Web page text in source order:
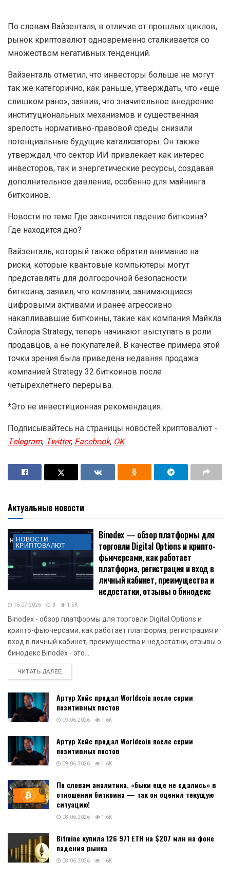
По словам Вайзенталя, в отличие от прошлых циклов,
рынок криптовалют одновременно сталкивается со
множеством негативных тенденций.
Вайзенталь отметил, что инвесторы больше не могут
так же категорично, как раньше, утверждать, что «еще
слишком рано», заявив, что значительное внедрение
институциональных механизмов и существенная
зрелость нормативно-правовой среды снизили
потенциальные будущие катализаторы. Он также
утверждал, что сектор ИИ привлекает как интерес
инвесторов, так и энергетические ресурсы, создавая
дополнительное давление, особенно для майнинга
биткоинов.
Новости по теме Где закончится падение биткоина?
Где находится дно?
Вайзенталь, который также обратил внимание на
риски, которые квантовые компьютеры могут
представлять для долгосрочной безопасности
биткоина, заявил, что компании, занимающиеся
цифровыми активами и ранее агрессивно
накапливавшие биткоины, такие как компания Майкла
Сэйлора Strategy, теперь начинают выступать в роли
продавцов, а не покупателей. В качестве примера этой
точки зрения была приведена недавняя продажа
компанией Strategy 32 биткоинов после
четырехлетнего перерыва.
*Это не инвестиционная рекомендация.
Подписывайтесь на страницы новостей криптовалют -
Telegram,Twitter,Facebook,OK
Актуальные новости
НОВОСТИ
КРИПТОВАЛЮТ
Binodex — обзор платформы для
торговли Digital Options и крипто-
фьючерсами, как работает
платформа, регистрация и вход в
личный кабинет, преимущества и
недостатки, отзывы о бинодекс
16.07.2026 0 1.5K
Binodex - обзор платформы для торговли Digital Options и
крипто-фьючерсами, как работает платформа, регистрация и
вход в личный кабинет, преимущества и недостатки, отзывы о
бинодекс Binodex - это...
ЧИТАТЬ ДАЛЕЕDETAILS
Артур Хейс продал Worldcoin после серии
позитивных постов
09.06.2026 1.6K
Артур Хейс продал Worldcoin после серии
позитивных постов
09.06.2026 1.6K
По словам аналитика, «быки еще не сдались» в
отношении биткоина — так он оценил текущую
ситуацию!
08.06.2026 1.6K
Bitmine купила 126 971 ETH на $207 млн на фоне
падения рынка
08.06.2026 1.6K